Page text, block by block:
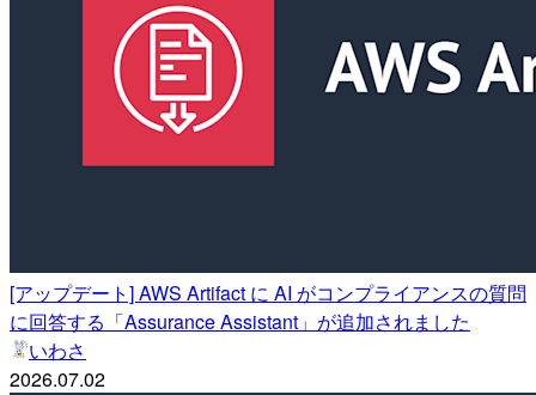
[アップデート] AWS Artifact に AI がコンプライアンスの質問
に回答する「Assurance Assistant」が追加されました
いわさ
2026.07.02